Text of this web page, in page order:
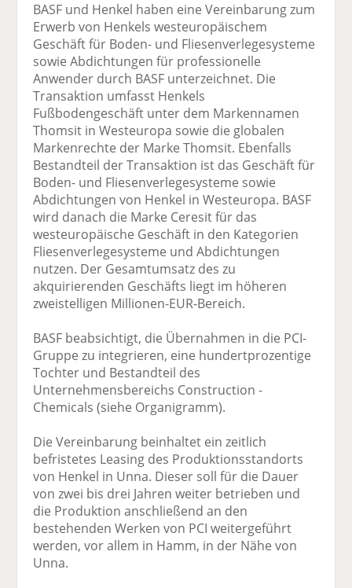
BASF und Henkel haben eine Vereinbarung zum
Erwerb von Henkels westeuropäischem
Geschäft für Boden- und Fliesenverlegesysteme
sowie Abdichtungen für professionelle
Anwender durch BASF unterzeichnet. Die
Transaktion umfasst Henkels
Fußbodengeschäft unter dem Markennamen
Thomsit in Westeuropa sowie die globalen
Markenrechte der Marke Thomsit. Ebenfalls
Bestandteil der Transaktion ist das Geschäft für
Boden- und Fliesenverlegesysteme sowie
Abdichtungen von Henkel in Westeuropa. BASF
wird danach die Marke Ceresit für das
westeuropäische Geschäft in den Kategorien
Fliesenverlegesysteme und Abdichtungen
nutzen. Der Gesamtumsatz des zu
akquirierenden Geschäfts liegt im höheren
zweistelligen Millionen-EUR-Bereich.
BASF beabsichtigt, die Übernahmen in die PCI-
Gruppe zu integrieren, eine hundertprozentige
Tochter und Bestandteil des
Unternehmensbereichs Construction -
Chemicals (siehe Organigramm).
Die Vereinbarung beinhaltet ein zeitlich
befristetes Leasing des Produktionsstandorts
von Henkel in Unna. Dieser soll für die Dauer
von zwei bis drei Jahren weiter betrieben und
die Produktion anschließend an den
bestehenden Werken von PCI weitergeführt
werden, vor allem in Hamm, in der Nähe von
Unna.